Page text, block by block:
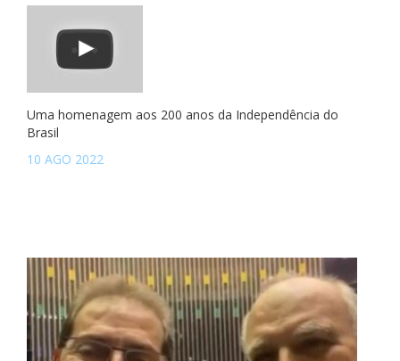
Uma homenagem aos 200 anos da Independência do
Brasil
10 AGO 2022